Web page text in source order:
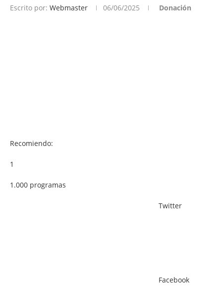
Escrito por: Webmaster 06/06/2025 Donación
Recomiendo:
1
1.000 programas
Twitter
Facebook